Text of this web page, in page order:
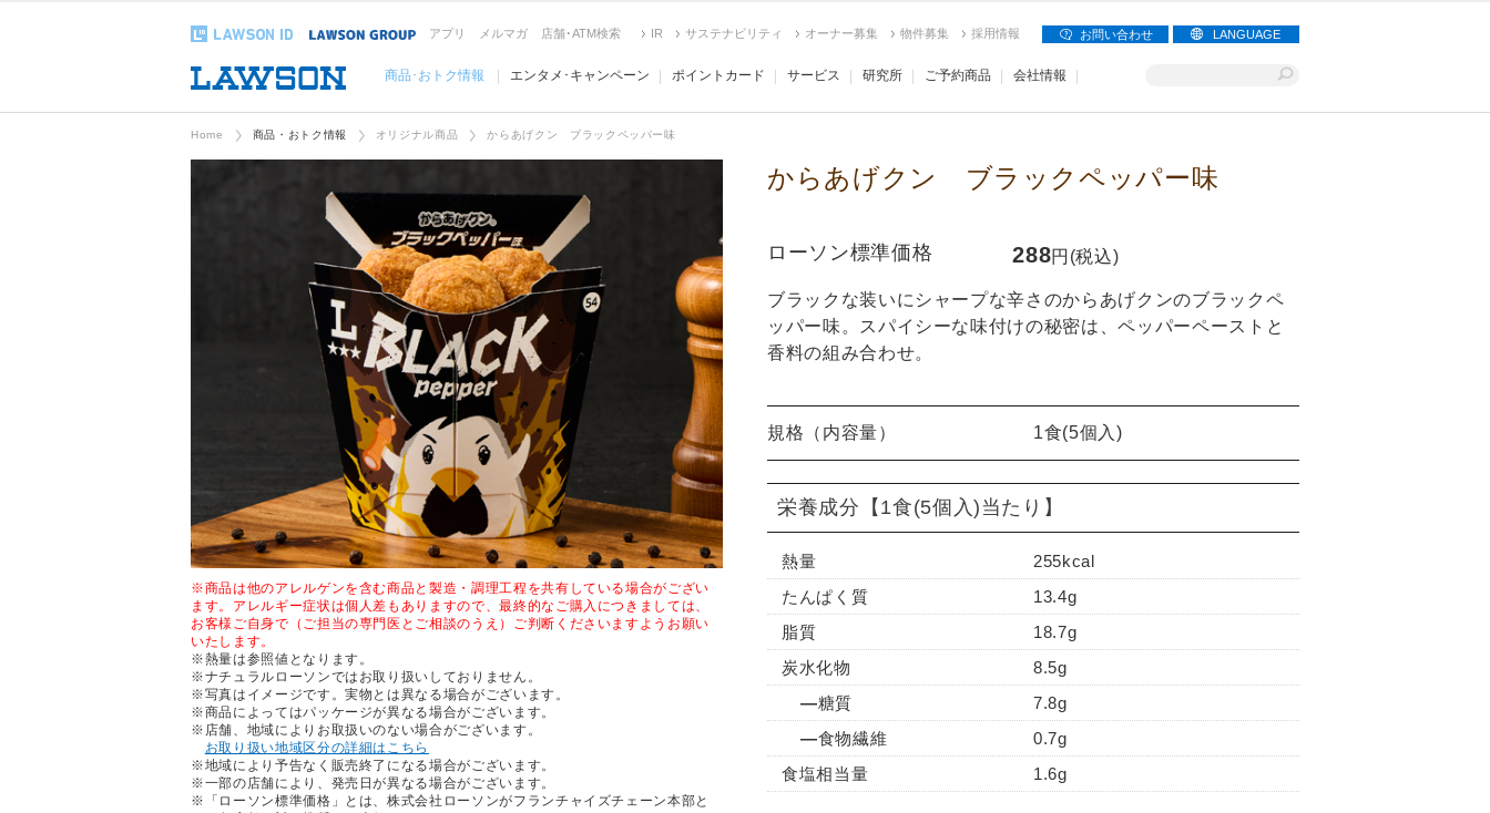
アプリ メルマガ 店舗･ATM検索 IR サステナビリティ オーナー募集 物件募集 採用情報 お問い合わせ LANGUAGE
商品･おトク情報 エンタメ･キャンペーン ポイントカード サービス 研究所 ご予約商品 会社情報
Home 商品・おトク情報 オリジナル商品 からあげクン ブラックペッパー味
※商品は他のアレルゲンを含む商品と製造・調理工程を共有している場合がござい
ます。アレルギー症状は個人差もありますので、最終的なご購入につきましては、
お客様ご自身で（ご担当の専門医とご相談のうえ）ご判断くださいますようお願い
いたします。
※熱量は参照値となります。
※ナチュラルローソンではお取り扱いしておりません。
※写真はイメージです。実物とは異なる場合がございます。
※商品によってはパッケージが異なる場合がございます。
※店舗、地域によりお取扱いのない場合がございます。
お取り扱い地域区分の詳細はこちら
※地域により予告なく販売終了になる場合がございます。
※一部の店舗により、発売日が異なる場合がございます。
※「ローソン標準価格」とは、株式会社ローソンがフランチャイズチェーン本部と
からあげクン ブラックペッパー味
ローソン標準価格 288円(税込)
ブラックな装いにシャープな辛さのからあげクンのブラックペ
ッパー味。スパイシーな味付けの秘密は、ペッパーペーストと
香料の組み合わせ。
規格（内容量） 1食(5個入)
栄養成分 【1食(5個入)当たり】
熱量
255kcal
たんぱく質
13.4g
脂質
18.7g
炭水化物
8.5g
糖質
7.8g
食物繊維
0.7g
食塩相当量
1.6g